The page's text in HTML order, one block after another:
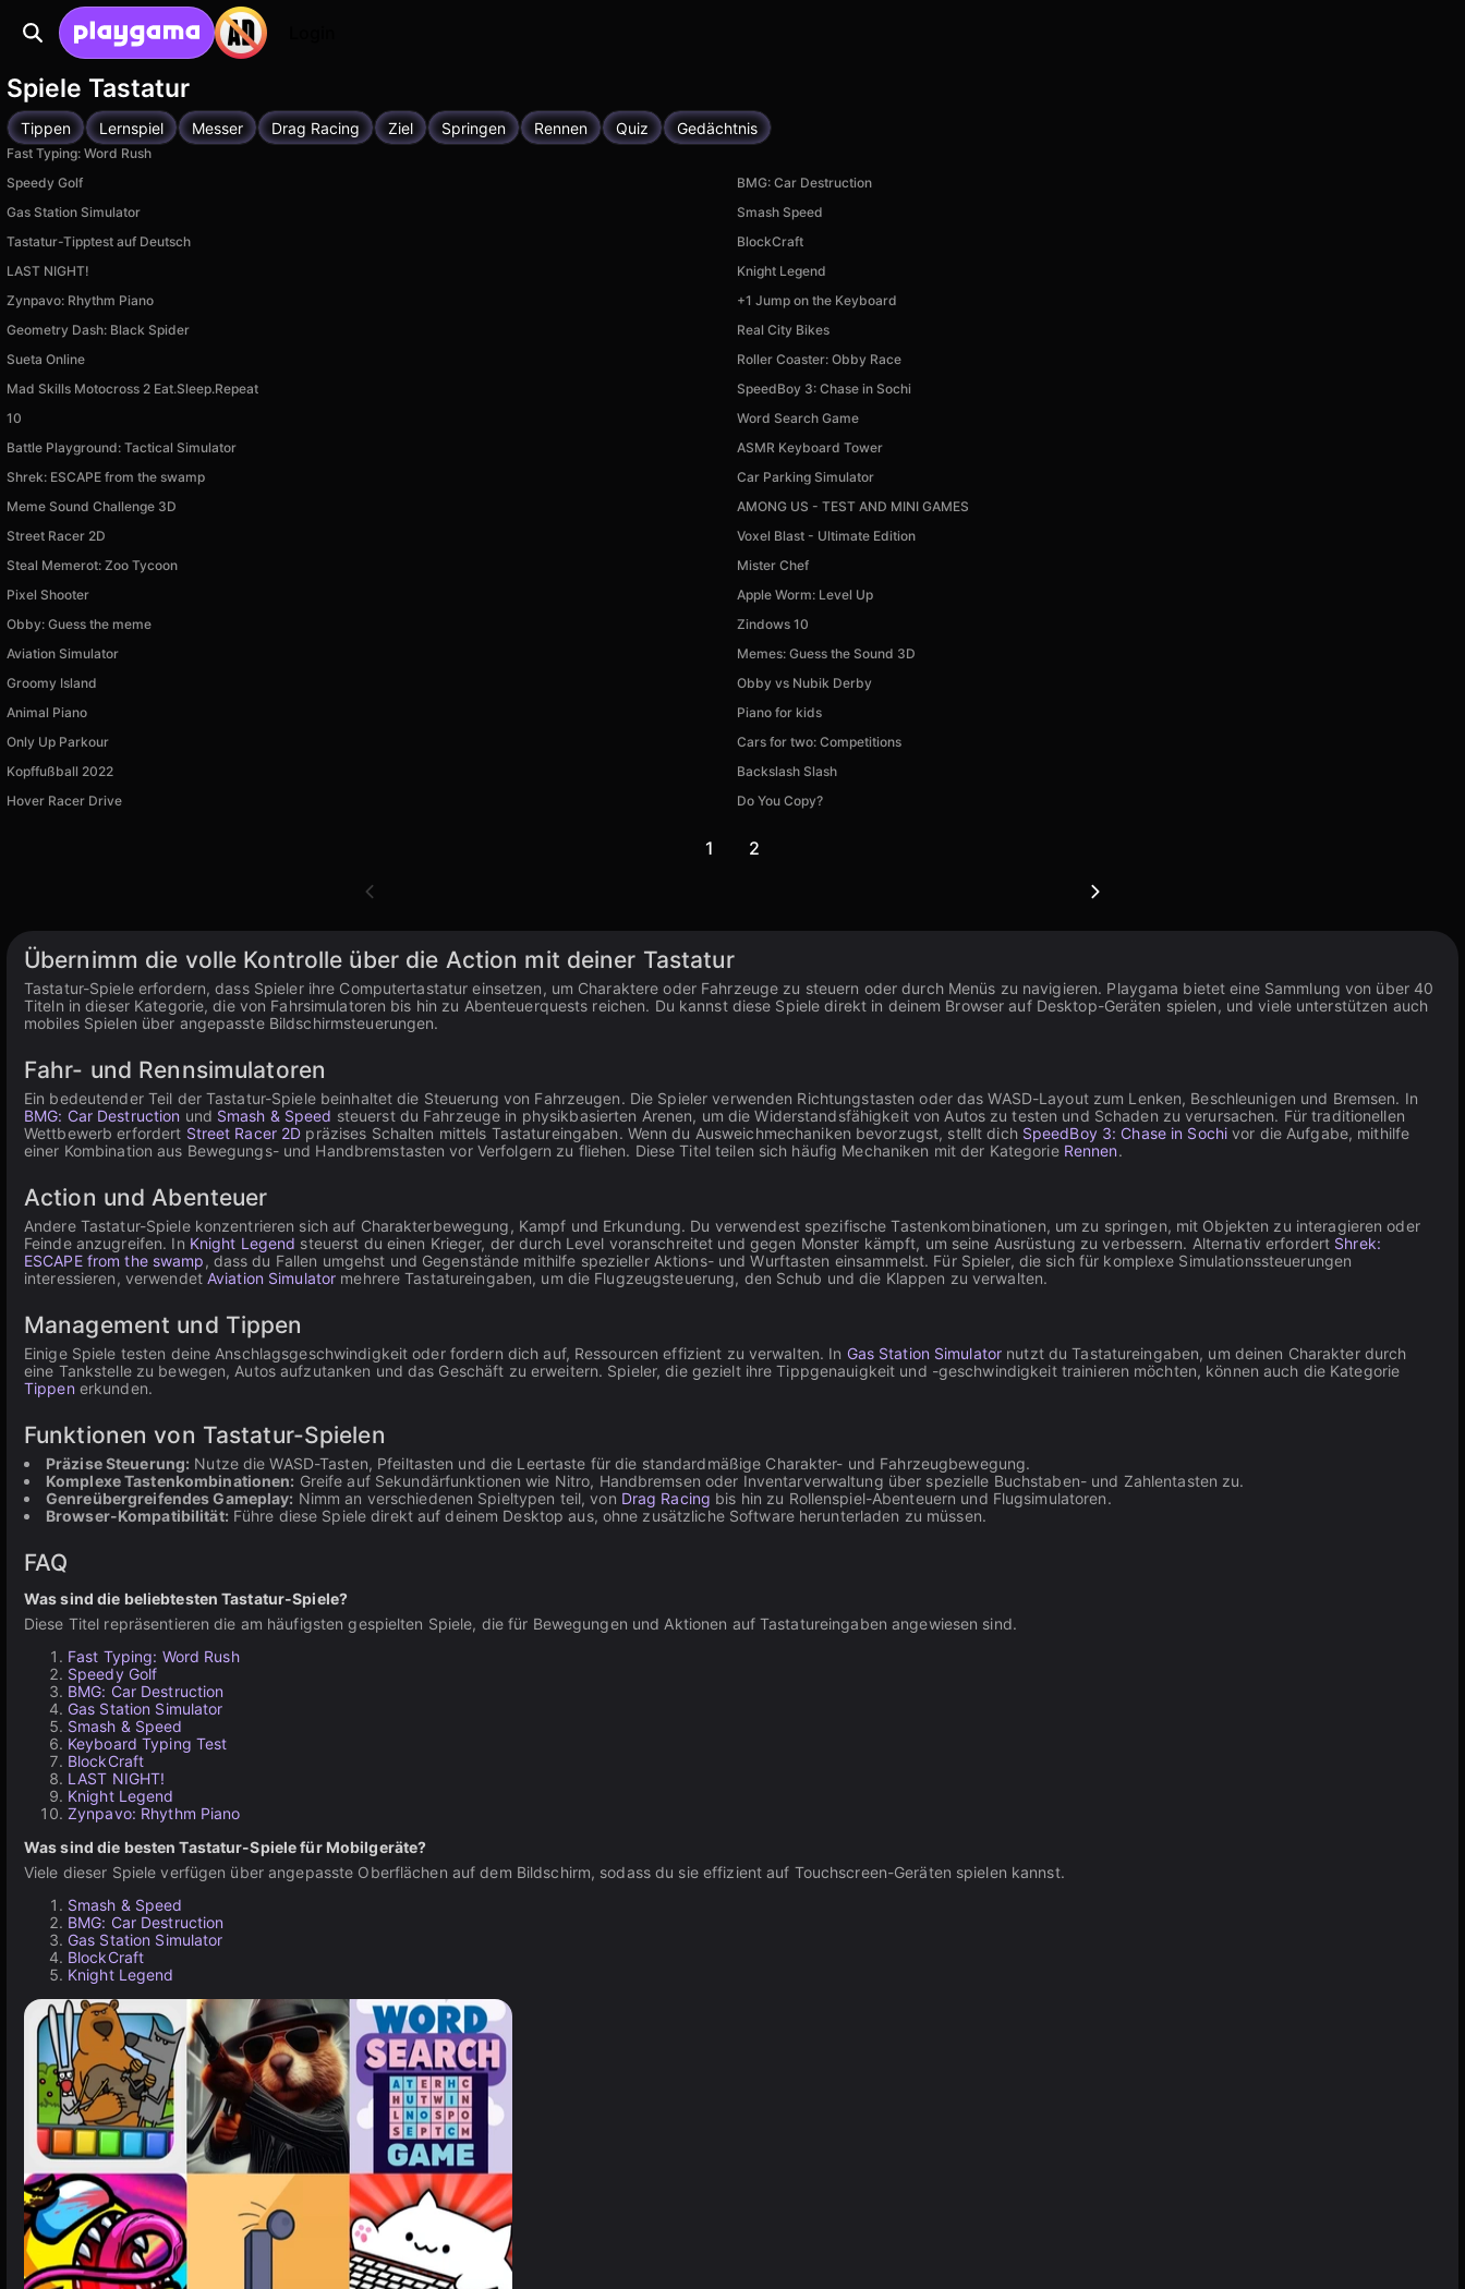
Spiele Tastatur
Tippen Lernspiel Messer Drag Racing Ziel Springen Rennen Quiz Gedächtnis
Fast Typing: Word Rush
Speedy Golf
BMG: Car Destruction
Gas Station Simulator
Smash Speed
Tastatur-Tipptest auf Deutsch
BlockCraft
LAST NIGHT!
Knight Legend
Zynpavo: Rhythm Piano
+1 Jump on the Keyboard
Geometry Dash: Black Spider
Real City Bikes
Sueta Online
Roller Coaster: Obby Race
Mad Skills Motocross 2 Eat.Sleep.Repeat
SpeedBoy 3: Chase in Sochi
10
Word Search Game
Battle Playground: Tactical Simulator
ASMR Keyboard Tower
Shrek: ESCAPE from the swamp
Car Parking Simulator
Meme Sound Challenge 3D
AMONG US - TEST AND MINI GAMES
Street Racer 2D
Voxel Blast - Ultimate Edition
Steal Memerot: Zoo Tycoon
Mister Chef
Pixel Shooter
Apple Worm: Level Up
Obby: Guess the meme
Zindows 10
Aviation Simulator
Memes: Guess the Sound 3D
Groomy Island
Obby vs Nubik Derby
Animal Piano
Piano for kids
Only Up Parkour
Cars for two: Competitions
Kopffußball 2022
Backslash Slash
Hover Racer Drive
Do You Copy?
1 2
Übernimm die volle Kontrolle über die Action mit deiner Tastatur
Tastatur-Spiele erfordern, dass Spieler ihre Computertastatur einsetzen, um Charaktere oder Fahrzeuge zu steuern oder durch Menüs zu navigieren. Playgama bietet eine Sammlung von über 40
Titeln in dieser Kategorie, die von Fahrsimulatoren bis hin zu Abenteuerquests reichen. Du kannst diese Spiele direkt in deinem Browser auf Desktop-Geräten spielen, und viele unterstützen auch
mobiles Spielen über angepasste Bildschirmsteuerungen.
Fahr- und Rennsimulatoren
Ein bedeutender Teil der Tastatur-Spiele beinhaltet die Steuerung von Fahrzeugen. Die Spieler verwenden Richtungstasten oder das WASD-Layout zum Lenken, Beschleunigen und Bremsen. In
BMG: Car Destruction und Smash & Speed steuerst du Fahrzeuge in physikbasierten Arenen, um die Widerstandsfähigkeit von Autos zu testen und Schaden zu verursachen. Für traditionellen
Wettbewerb erfordert Street Racer 2D präzises Schalten mittels Tastatureingaben. Wenn du Ausweichmechaniken bevorzugst, stellt dich SpeedBoy 3: Chase in Sochi vor die Aufgabe, mithilfe
einer Kombination aus Bewegungs- und Handbremstasten vor Verfolgern zu fliehen. Diese Titel teilen sich häufig Mechaniken mit der Kategorie Rennen.
Action und Abenteuer
Andere Tastatur-Spiele konzentrieren sich auf Charakterbewegung, Kampf und Erkundung. Du verwendest spezifische Tastenkombinationen, um zu springen, mit Objekten zu interagieren oder
Feinde anzugreifen. In Knight Legend steuerst du einen Krieger, der durch Level voranschreitet und gegen Monster kämpft, um seine Ausrüstung zu verbessern. Alternativ erfordert Shrek:
ESCAPE from the swamp, dass du Fallen umgehst und Gegenstände mithilfe spezieller Aktions- und Wurftasten einsammelst. Für Spieler, die sich für komplexe Simulationssteuerungen
interessieren, verwendet Aviation Simulator mehrere Tastatureingaben, um die Flugzeugsteuerung, den Schub und die Klappen zu verwalten.
Management und Tippen
Einige Spiele testen deine Anschlagsgeschwindigkeit oder fordern dich auf, Ressourcen effizient zu verwalten. In Gas Station Simulator nutzt du Tastatureingaben, um deinen Charakter durch
eine Tankstelle zu bewegen, Autos aufzutanken und das Geschäft zu erweitern. Spieler, die gezielt ihre Tippgenauigkeit und -geschwindigkeit trainieren möchten, können auch die Kategorie
Tippen erkunden.
Funktionen von Tastatur-Spielen
Präzise Steuerung: Nutze die WASD-Tasten, Pfeiltasten und die Leertaste für die standardmäßige Charakter- und Fahrzeugbewegung.
Komplexe Tastenkombinationen: Greife auf Sekundärfunktionen wie Nitro, Handbremsen oder Inventarverwaltung über spezielle Buchstaben- und Zahlentasten zu.
Genreübergreifendes Gameplay: Nimm an verschiedenen Spieltypen teil, von Drag Racing bis hin zu Rollenspiel-Abenteuern und Flugsimulatoren.
Browser-Kompatibilität: Führe diese Spiele direkt auf deinem Desktop aus, ohne zusätzliche Software herunterladen zu müssen.
FAQ
Was sind die beliebtesten Tastatur-Spiele?
Diese Titel repräsentieren die am häufigsten gespielten Spiele, die für Bewegungen und Aktionen auf Tastatureingaben angewiesen sind.
Fast Typing: Word Rush
Speedy Golf
BMG: Car Destruction
Gas Station Simulator
Smash & Speed
Keyboard Typing Test
BlockCraft
LAST NIGHT!
Knight Legend
Zynpavo: Rhythm Piano
Was sind die besten Tastatur-Spiele für Mobilgeräte?
Viele dieser Spiele verfügen über angepasste Oberflächen auf dem Bildschirm, sodass du sie effizient auf Touchscreen-Geräten spielen kannst.
Smash & Speed
BMG: Car Destruction
Gas Station Simulator
BlockCraft
Knight Legend